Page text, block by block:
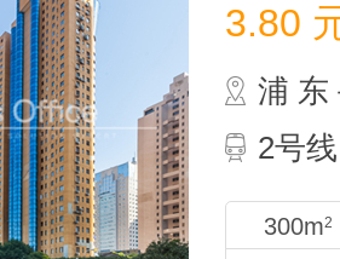
3.80
浦 东
2号
300m2